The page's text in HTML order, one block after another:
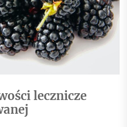
lecznicze